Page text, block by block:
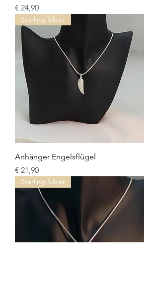
Preis
€ 24,90
Sterling Silber
Anhänger Engelsflügel
Preis
€ 21,90
Sterling Silber